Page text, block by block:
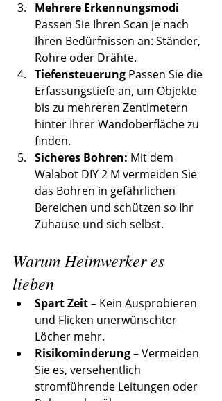
Mehrere Erkennungsmodi
Passen Sie Ihren Scan je nach
Ihren Bedürfnissen an: Ständer,
Rohre oder Drähte.
Tiefensteuerung Passen Sie die
Erfassungstiefe an, um Objekte
bis zu mehreren Zentimetern
hinter Ihrer Wandoberfläche zu
finden.
Sicheres Bohren: Mit dem
Walabot DIY 2 M vermeiden Sie
das Bohren in gefährlichen
Bereichen und schützen so Ihr
Zuhause und sich selbst.
Warum Heimwerker es
lieben
Spart Zeit – Kein Ausprobieren
und Flicken unerwünschter
Löcher mehr.
Risikominderung – Vermeiden
Sie es, versehentlich
stromführende Leitungen oder